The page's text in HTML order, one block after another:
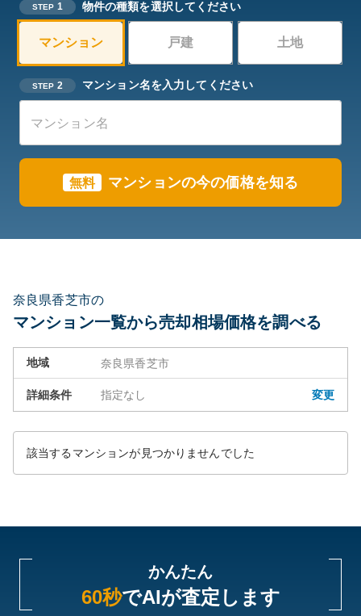
STEP 1 物件の種類を選択してください
マンション 戸建 土地
STEP 2 マンション名を入力してください
無料 マンションの今の価格を知る
奈良県香芝市の
マンション一覧から売却相場価格を調べる
地域 奈良県香芝市
詳細条件 指定なし 変更
該当するマンションが見つかりませんでした
かんたん
60秒でAIが査定します